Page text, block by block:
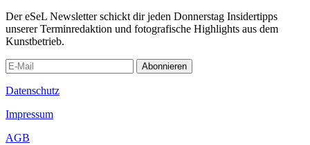
Der eSeL Newsletter schickt dir jeden Donnerstag Insidertipps
unserer Terminredaktion und fotografische Highlights aus dem
Kunstbetrieb.
Abonnieren
Datenschutz
Impressum
AGB